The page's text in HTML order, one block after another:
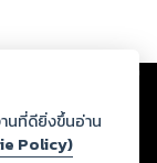
ละเมิดสิทธิใน
ธรรม ดังนั้น ผู้อ่าน
ะหากท่านพบว่าส่วน
นที่ดียิ่งขึ้นอ่าน
Policy)